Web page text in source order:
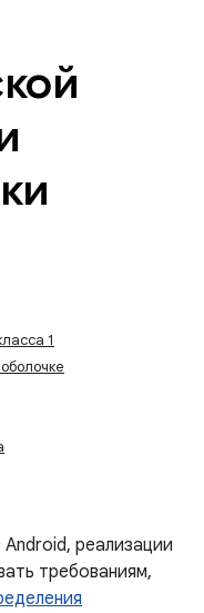
1
реализации
требованиям,